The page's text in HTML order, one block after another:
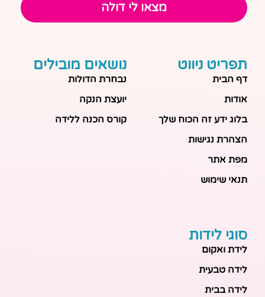
מצאו לי דולה
תפריט ניווט
דף הבית
אודות
בלוג ידע זה הכוח שלך
הצהרת נגישות
מפת אתר
תנאי שימוש
נושאים מובילים
נבחרת הדולות
יועצת הנקה
קורס הכנה ללידה
סוגי לידות
לידת ואקום
לידה טבעית
לידה בבית